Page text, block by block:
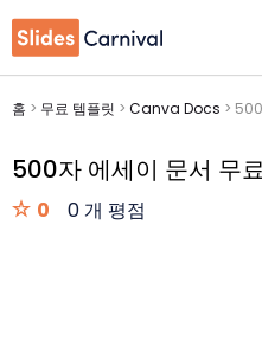
홈 > 무료 템플릿 > Canva Docs >
500자 에세이 문서 무
0 0 개 평점